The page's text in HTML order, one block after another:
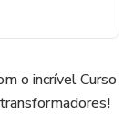
o incrível Curso